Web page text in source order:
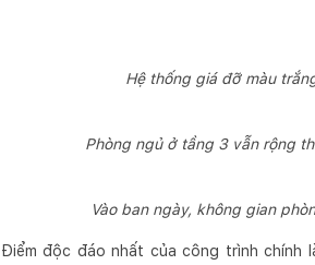
Hệ thống giá đỡ màu
Phòng ngủ ở tầng 3 vẫn rộng
Vào ban ngày, không gian
Điểm độc đáo nhất của công trình chính